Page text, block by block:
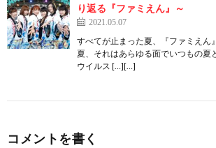
り返る『ファミえん』～
2021.05.07
すべてが止まった夏、『ファミえん
夏、それはあらゆる面でいつもの夏
ウイルス […][…]
コメントを書く